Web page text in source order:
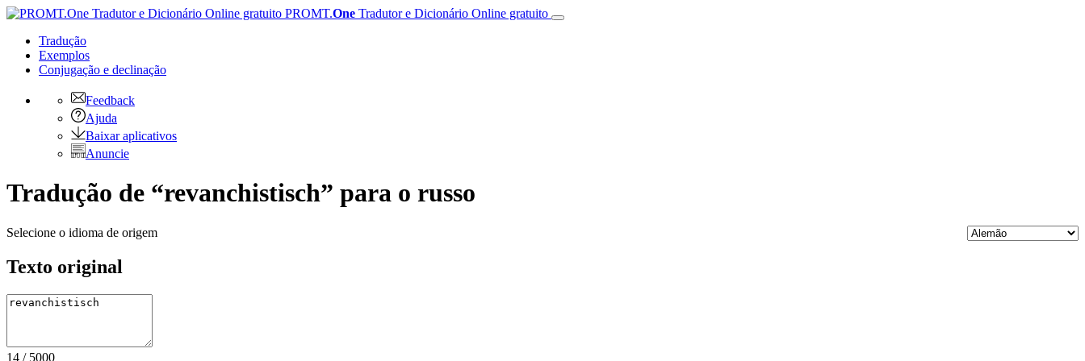
PROMT.One Tradutor e Dicionário Online gratuito
Tradução
Exemplos
Conjugação e declinação
Feedback
Ajuda
Baixar aplicativos
Anuncie
Tradução de “revanchistisch” para o russo
Selecione o idioma de origem
Texto original
14 / 5000